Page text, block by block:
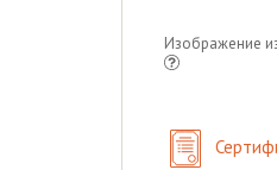
Изображение